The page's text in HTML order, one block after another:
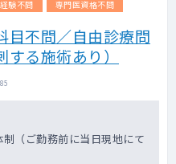
経験不問 専門医資格不問
目不問／自由診療問
る施術あり）
（ご勤務前に当日現地にて